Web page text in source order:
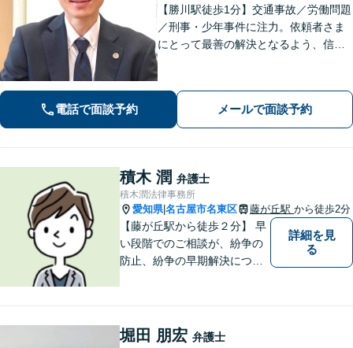
【勝川駅徒歩1分】交通事故／労働問題
／刑事・少年事件に注力。依頼者さま
にとって最善の解決となるよう、信頼
談ください。
電話で面談予約 メールで面談予約
積木 潤 弁護士
積木潤法律事務所
愛知県|名古屋市名東区 藤が丘駅 から徒歩2分
【藤が丘駅から徒歩２分】 早
い段階でのご相談が、紛争の
防止、紛争の早期解決につな
詳細を見
る
堀田 朋宏 弁護士